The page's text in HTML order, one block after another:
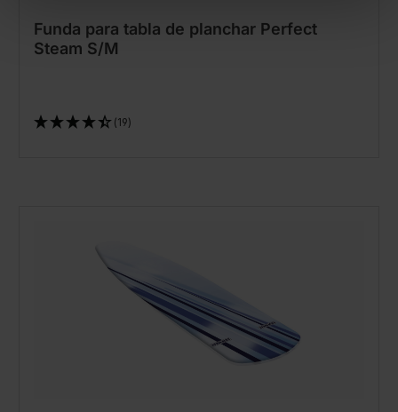
Funda para tabla de planchar Perfect
Steam S/M
(19)